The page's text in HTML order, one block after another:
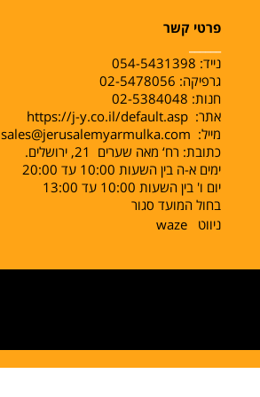
פרטי קשר
נייד: 054-5431398
גרפיקה: 02-5478056
חנות: 02-5384048
אתר: https://j-y.co.il/default.asp
מייל: sales@jerusalemyarmulka.com
כתובת: רח‘ מאה שערים 21, ירושלים.
ימים א-ה בין השעות 10:00 עד 20:00
יום ו' בין השעות 10:00 עד 13:00
בחול המועד סגור
ניווט
waze